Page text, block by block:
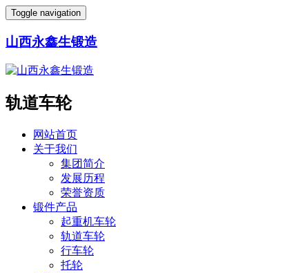
Toggle navigation
山西永鑫生锻造
轨道车轮
网站首页
关于我们
集团简介
发展历程
荣誉资质
锻件产品
起重机车轮
轨道车轮
行车轮
托轮